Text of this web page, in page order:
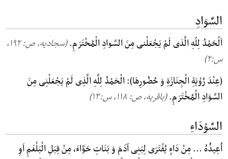
السَّوَادِ
اَلْحَمْدُ لِلّهِ الَّذی لَمْ یَجْعَلْنی مِنَ السَّوادِ الْمُخْتَرَمِ.
(سجادیه، ص: ۱۹۲,
س:۲)
(عِنْدَ رُوْیَةِ الْجِنَازَةِ وَ حُضُورِهَا): الْحَمْدُ لِلَّهِ الَّذِی لَمْ یَجْعَلْنِی مِنَ
السَّوَادِ الْمُخْتَرَمِ.(باقریه، ص: ۱۱۸, س:۱۳)
السَّوْدَاءِ
اُعِیذُهُ ... مِنْ دَاءٍ یُفْتَرَی لِبَنِی آدَمَ وَ بَنَاتِ حَوَّاءَ، مِنْ قِبَلِ الْبَلْغَمِ اَوِ